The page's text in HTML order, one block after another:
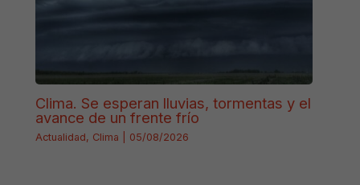
Clima. Se esperan lluvias, tormentas y el
avance de un frente frío
Actualidad, Clima 05/08/2026